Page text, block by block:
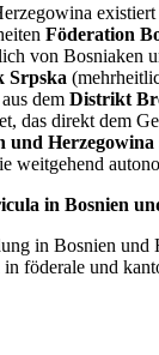
Föderation
von Bosniaken
Srpska
dem Distrikt
das direkt dem
und Herzegowina
weitgehend
in Bosnien
in Bosnien und
föderale und